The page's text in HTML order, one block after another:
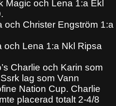
Magic och Lena 1:a Ekl
och Christer Engström 1:a
och Lena 1:a Nkl Ripsa
Charlie och Karin som
lag som Vann
Nation Cup. Charlie
placerad totalt 2-4/8